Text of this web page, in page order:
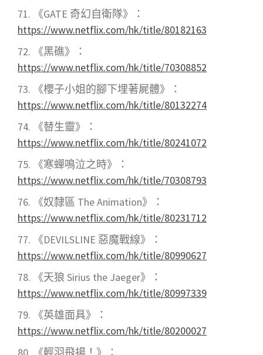
《GATE 奇幻自衛隊》：
https://www.netflix.com/hk/title/80182163
《黑礁》：
https://www.netflix.com/hk/title/70308852
《櫻子小姐的腳下埋著屍體》：
https://www.netflix.com/hk/title/80132274
《替生靈》：
https://www.netflix.com/hk/title/80241072
《寒蟬鳴泣之時》：
https://www.netflix.com/hk/title/70308793
《奴隸區 The Animation》：
https://www.netflix.com/hk/title/80231712
《DEVILSLINE 惡魔戰線》：
https://www.netflix.com/hk/title/80990627
《天狼 Sirius the Jaeger》：
https://www.netflix.com/hk/title/80997339
《英雄面具》：
https://www.netflix.com/hk/title/80200027